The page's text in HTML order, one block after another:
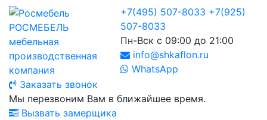
РОСМЕБЕЛЬ
мебельная
производственная
компания
+7(495) 507-8033 +7(925)
507-8033
Пн-Вск с 09:00 до 21:00
info@shkaflon.ru
WhatsApp
Заказать звонок
Мы перезвоним Вам в ближайшее время.
Вызвать замерщика